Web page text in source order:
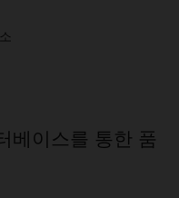
베이스를 통한 품